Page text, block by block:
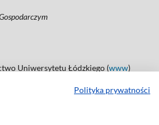
Polityka prywatności
Uniwersytetu Łódzkiego (www)
66 55 86